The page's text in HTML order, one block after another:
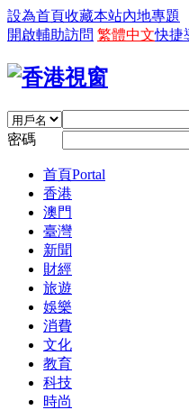
設為首頁收藏本站內地專題
開啟輔助訪問 繁體中文快捷
密碼
首頁Portal
香港
澳門
臺灣
新聞
財經
旅遊
娛樂
消費
文化
教育
科技
時尚